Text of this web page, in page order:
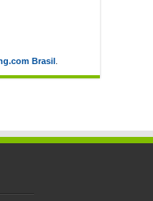
Brasil